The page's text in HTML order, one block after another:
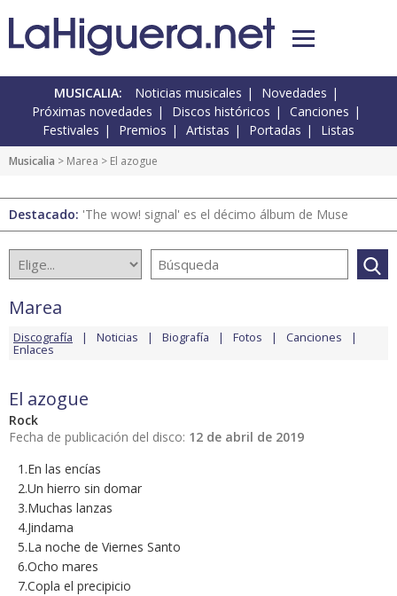
MUSICALIA: Noticias musicales
Novedades
Próximas novedades
Discos históricos
Canciones
Festivales
Premios Artistas Portadas Listas
Musicalia > Marea > El azogue
Destacado: 'The wow! signal' es el décimo álbum de Muse
Marea
Discografía Noticias Biografía Fotos Canciones
Enlaces
El azogue
Rock
Fecha de publicación del disco: 12 de abril de 2019
1.En las encías
2.Un hierro sin domar
3.Muchas lanzas
4.Jindama
5.La noche de Viernes Santo
6.Ocho mares
7.Copla el precipicio